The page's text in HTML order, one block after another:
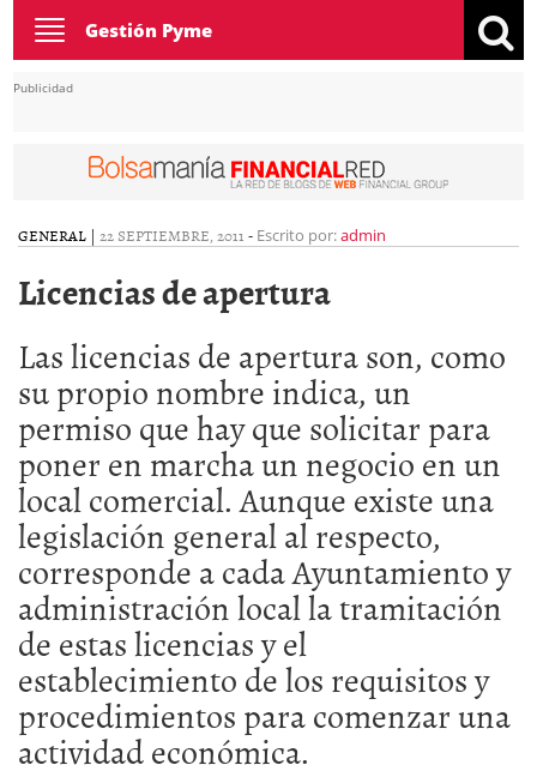
Toggle
navigation
Gestión Pyme
Publicidad
GENERAL | 22 SEPTIEMBRE, 2011 - Escrito por:admin
Licencias de apertura
Las licencias de apertura son, como
su propio nombre indica, un
permiso que hay que solicitar para
poner en marcha un negocio en un
local comercial. Aunque existe una
legislación general al respecto,
corresponde a cada Ayuntamiento y
administración local la tramitación
de estas licencias y el
establecimiento de los requisitos y
procedimientos para comenzar una
actividad económica.